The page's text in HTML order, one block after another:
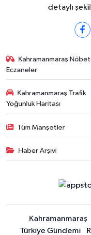
detaylı
Kahramanmaraş
Eczaneler
Kahramanmaraş Trafik
Yoğunluk Haritası
Tüm Manşetler
Haber Arşivi
Kahramanmaraş
Türkiye Gündemi